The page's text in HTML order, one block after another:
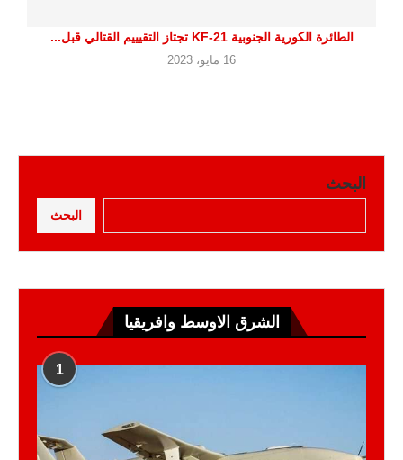
الطائرة الكورية الجنوبية KF-21 تجتاز التقيييم القتالي قبل...
16 مايو، 2023
البحث
البحث
الشرق الاوسط وافريقيا
1